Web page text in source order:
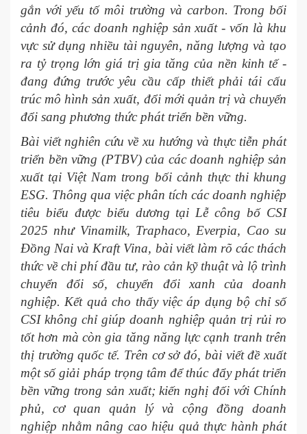
gắn với yếu tố môi trường và carbon. Trong bối
cảnh đó, các doanh nghiệp sản xuất - vốn là khu
vực sử dụng nhiều tài nguyên, năng lượng và tạo
ra tỷ trọng lớn giá trị gia tăng của nền kinh tế -
đang đứng trước yêu cầu cấp thiết phải tái cấu
trúc mô hình sản xuất, đổi mới quản trị và chuyển
đổi sang phương thức phát triển bền vững.
Bài viết nghiên cứu về xu hướng và thực tiễn phát
triển bền vững (PTBV) của các doanh nghiệp sản
xuất tại Việt Nam trong bối cảnh thực thi khung
ESG. Thông qua việc phân tích các doanh nghiệp
tiêu biểu được biểu dương tại Lễ công bố CSI
2025 như Vinamilk, Traphaco, Everpia, Cao su
Đồng Nai và Kraft Vina, bài viết làm rõ các thách
thức về chi phí đầu tư, rào cản kỹ thuật và lộ trình
chuyển đổi số, chuyển đổi xanh của doanh
nghiệp. Kết quả cho thấy việc áp dụng bộ chỉ số
CSI không chỉ giúp doanh nghiệp quản trị rủi ro
tốt hơn mà còn gia tăng năng lực cạnh tranh trên
thị trường quốc tế. Trên cơ sở đó, bài viết đề xuất
một số giải pháp trọng tâm để thúc đẩy phát triển
bền vững trong sản xuất; kiến nghị đối với Chính
phủ, cơ quan quản lý và cộng đồng doanh
nghiệp nhằm nâng cao hiệu quả thực hành phát